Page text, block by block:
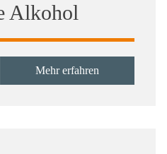
Alkohol
Mehr erfahren